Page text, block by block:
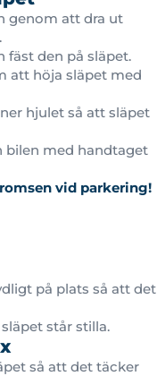
genom att dra ut
fäst den på släpet.
att höja släpet med
hjulet så att släpet
bilen med handtaget
vid parkering!
på plats så att det
står stilla.
så att det täcker